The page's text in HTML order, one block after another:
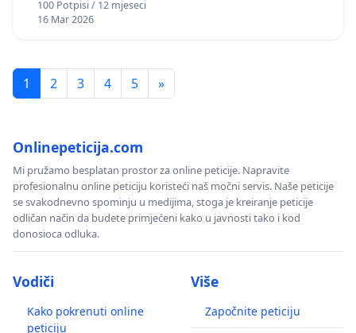
100 Potpisi / 12 mjeseci
16 Mar 2026
1 2 3 4 5 »
Onlinepeticija.com
Mi pružamo besplatan prostor za online peticije. Napravite
profesionalnu online peticiju koristeći naš močni servis. Naše peticije
se svakodnevno spominju u medijima, stoga je kreiranje peticije
odličan način da budete primjećeni kako u javnosti tako i kod
donosioca odluka.
Vodiči
Kako pokrenuti online
peticiju
Više
Započnite peticiju